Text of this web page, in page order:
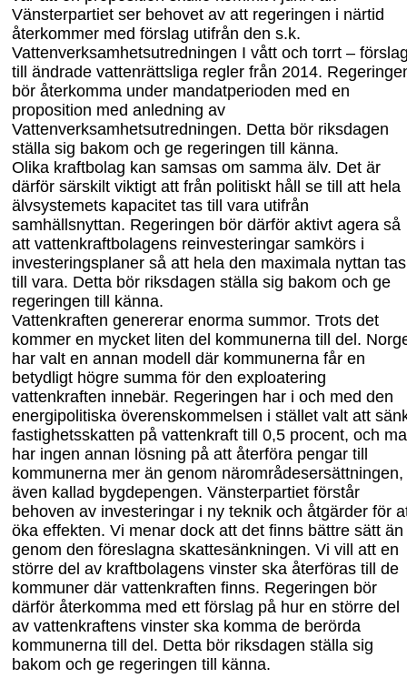
Vänsterpartiet ser behovet av att regeringen i närtid
återkommer med förslag utifrån den s.k.
Vattenverksamhetsutredningen I vått och torrt –
till ändrade vattenrättsliga regler från 2014.
bör återkomma under mandatperioden med en
proposition med anledning av
Vattenverksamhetsutredningen. Detta bör riksdagen
ställa sig bakom och ge regeringen till
känna.
Olika kraftbolag kan samsas om samma älv. Det är
därför särskilt viktigt att från politiskt håll se till att hela
älvsystemets kapacitet tas till vara utifrån
samhällsnyttan. Regeringen bör därför aktivt agera så
att vattenkraftbolagens reinvesteringar samkörs i
investeringsplaner så att hela den maximala nyttan tas
till vara. Detta bör riksdagen ställa sig bakom och ge
regeringen till
känna.
Vattenkraften genererar enorma summor. Trots det
kommer en mycket liten del kommunerna till del.
har valt en annan modell där kommunerna får en
betydligt högre summa för den exploatering
vattenkraften innebär. Regeringen har i och med den
energipolitiska överenskommelsen i stället valt att
fastighetsskatten på vattenkraft till 0,5 procent, och
har ingen annan lösning på att återföra pengar till
kommunerna mer än genom närområdesersättningen,
även kallad bygdepengen. Vänsterpartiet förstår
behoven av investeringar i ny teknik och åtgärder för
öka effekten. Vi menar dock att det finns bättre sätt än
genom den föreslagna skattesänkningen. Vi vill att en
större del av kraftbolagens vinster ska återföras till de
kommuner där vattenkraften finns. Regeringen bör
därför återkomma med ett förslag på hur en större del
av vattenkraftens vinster ska komma de berörda
kommunerna till del. Detta bör riksdagen ställa sig
bakom och ge regeringen till
känna.